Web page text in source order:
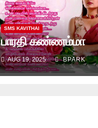
SMS KAVITHAI
பாரதி கண்ணம்மா
AUG 19, 2025 BPARK